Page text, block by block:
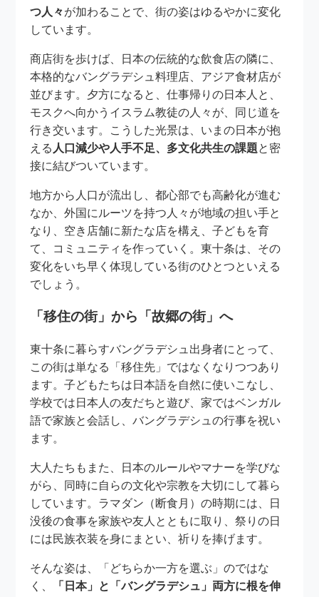
つ人々が加わることで、街の姿はゆるやかに変化
しています。
商店街を歩けば、日本の伝統的な飲食店の隣に、
本格的なバングラデシュ料理店、アジア食材店が
並びます。夕方になると、仕事帰りの日本人と、
モスクへ向かうイスラム教徒の人々が、同じ道を
行き交います。こうした光景は、いまの日本が抱
える 人口減少や人手不足、多文化共生の課題と密
接に結びついています。
地方から人口が流出し、都心部でも高齢化が進む
なか、外国にルーツを持つ人々が地域の担い手と
なり、空き店舗に新たな店を構え、子どもを育
て、コミュニティを作っていく。東十条は、その
変化をいち早く体現している街のひとつといえる
でしょう。
「移住の街」から「故郷の街」へ
東十条に暮らすバングラデシュ出身者にとって、
この街は単なる「移住先」ではなくなりつつあり
ます。子どもたちは日本語を自然に使いこなし、
学校では日本人の友だちと遊び、家ではベンガル
語で家族と会話し、バングラデシュの行事を祝い
ます。
大人たちもまた、日本のルールやマナーを学びな
がら、同時に自らの文化や宗教を大切にして暮ら
しています。ラマダン（断食月）の時期には、日
没後の食事を家族や友人とともに取り、祭りの日
には民族衣装を身にまとい、祈りを捧げます。
そんな姿は、「どちらか一方を選ぶ」のではな
く、
「日本」と「バングラデシュ」両方に根を伸